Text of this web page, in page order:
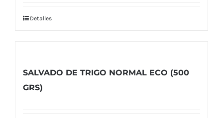
Detalles
SALVADO DE TRIGO NORMAL ECO (500
GRS)